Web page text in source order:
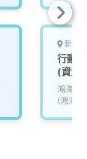
新北
行動
(資深)
鴻海精
(鴻海)